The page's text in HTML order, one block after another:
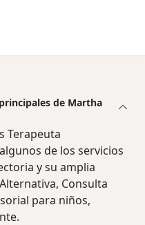
de Martha
Terapeuta
de los servicios
y su amplia
Consulta
para niños,